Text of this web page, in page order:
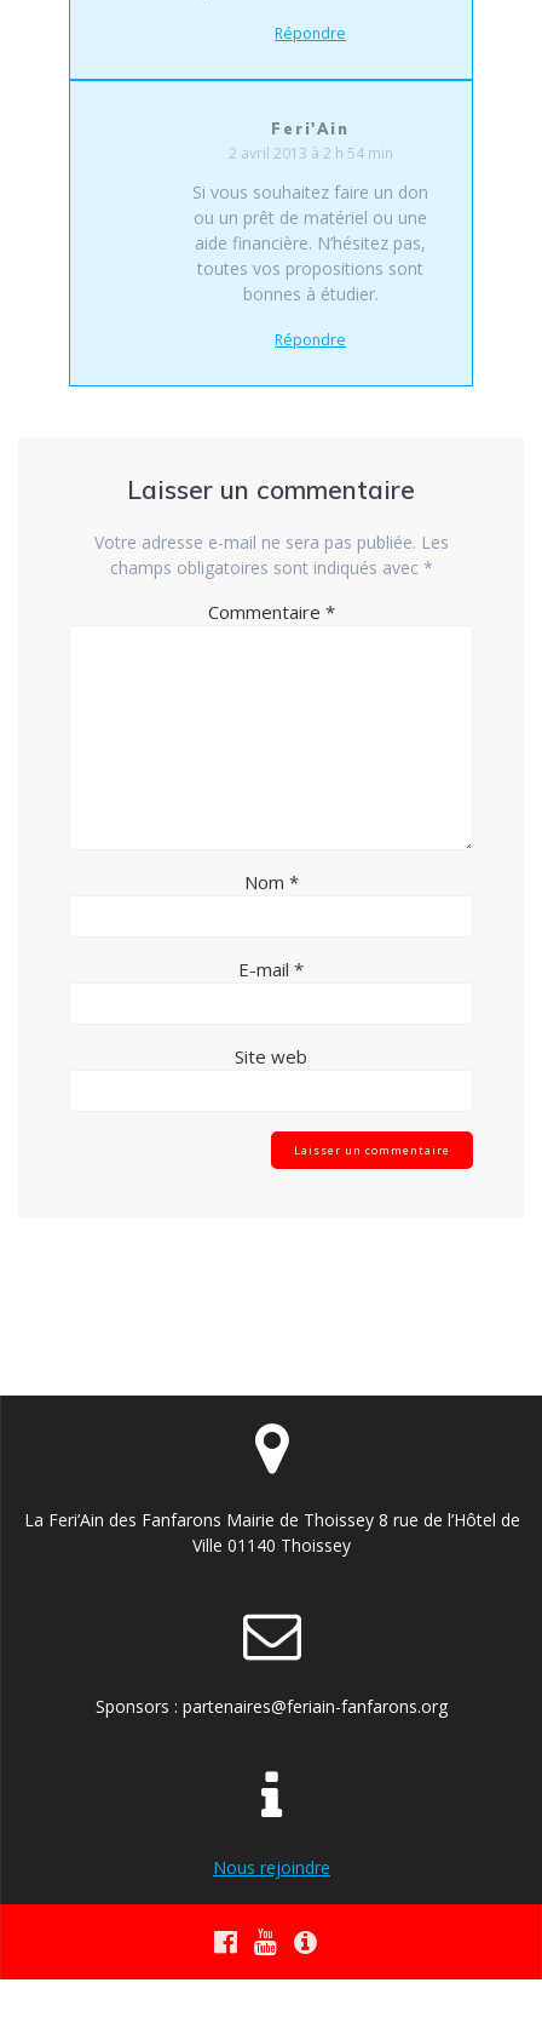
Répondre
Feri'Ain
2 avril 2013 à 2 h 54 min
Si vous souhaitez faire un don
ou un prêt de matériel ou une
aide financière. N’hésitez pas,
toutes vos propositions sont
bonnes à étudier.
Répondre
Laisser un commentaire
Votre adresse e-mail ne sera pas publiée. Les
champs obligatoires sont indiqués avec *
Commentaire *
Nom *
E-mail *
Site web
La Feri’Ain des Fanfarons Mairie de Thoissey 8 rue de l’Hôtel de
Ville 01140 Thoissey
Sponsors : partenaires@feriain-fanfarons.org
Nous rejoindre